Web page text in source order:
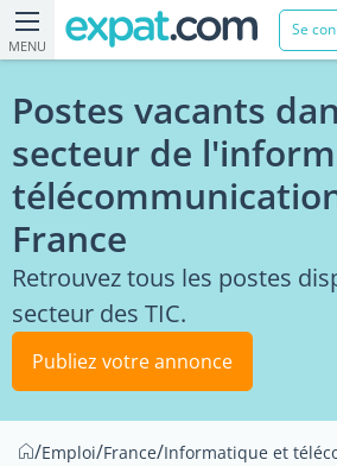
MENU
Se
Postes vacants
secteur de
France
Retrouvez tous les postes
secteur des TIC.
Publiez votre annonce
/Emploi/France/Informatique et